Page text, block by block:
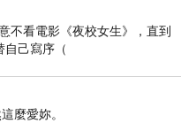
看電影《夜校女生》，直到
自己寫序（
麼愛妳。